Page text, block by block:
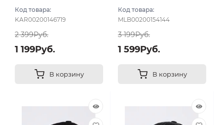
Код товара:
KAR00200146719
2 399Руб.
1 199Руб.
В корзину
Код товара:
MLB00200154144
3 199Руб.
1 599Руб.
В корзину